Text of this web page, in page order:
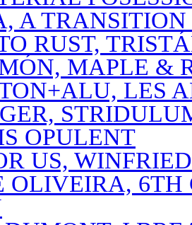
A
RUST,
MAPLE &
LES
OPULENT
US,
OLIVEIRA, 6TH